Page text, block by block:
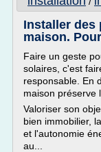
Installer des
maison.
Faire un geste
solaires, c'est
responsable. En
maison préserve
Valoriser son
bien immobilier,
et l'autonomie
au...